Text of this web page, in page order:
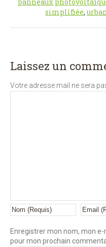
simplifiée,
Laissez un
Votre adresse mail ne sera
Enregistrer mon nom, mon
pour mon prochain